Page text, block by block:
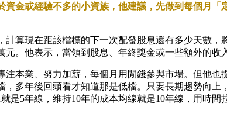
資金或經驗不多的小資族，他建議，先做到每個月「
算現在距該檔標的下一次配發股息還有多少天數，
。他表示，當領到股息、年終獎金或一些額外的收
注本業、努力加薪，每個月用閒錢參與市場。但他
多年後回頭看才知道那是低檔。只要長期趨勢向上
5年線，維持10年的成本均線就是10年線，用時間